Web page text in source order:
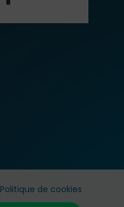
Politique de cookies